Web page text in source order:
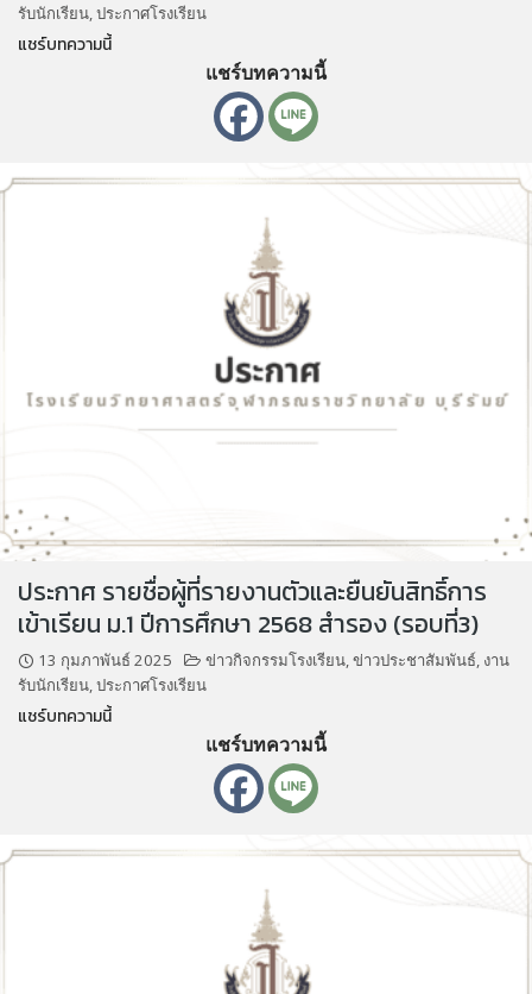
รับนักเรียน,ประกาศโรงเรียน
แชร์บทความนี้
แชร์บทความนี้
ประกาศ รายชื่อผู้ที่รายงานตัวและยืนยันสิทธิ์การ
เข้าเรียน ม.1 ปีการศึกษา 2568 สำรอง (รอบที่3)
13 กุมภาพันธ์ 2025 ข่าวกิจกรรมโรงเรียน,ข่าวประชาสัมพันธ์, งาน
รับนักเรียน,ประกาศโรงเรียน
แชร์บทความนี้
แชร์บทความนี้